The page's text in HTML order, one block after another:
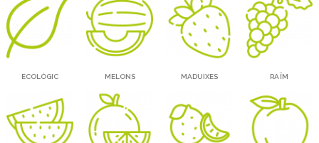
ECOLÒGIC MELONS MADUIXES RAÏM